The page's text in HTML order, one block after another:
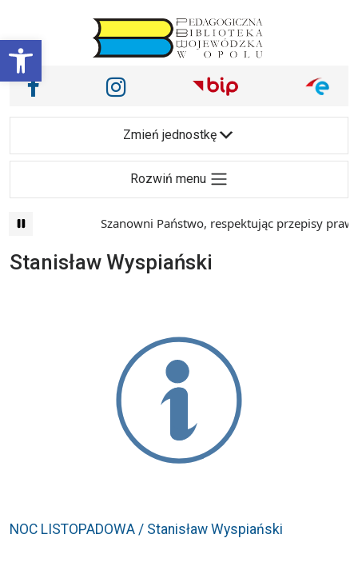
Otwórz pasek narzędzi
Main Navigation
Nasze media społecznościowe i inne
Facebook Instagram
Zmień jednostkę
Rozwiń menu
Szanowni Państwo, respektując przepisy
Stanisław Wyspiański
NOC LISTOPADOWA / Stanisław Wyspiański